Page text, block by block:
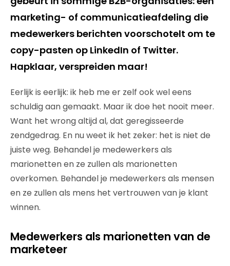
marketing- of communicatieafdeling die
medewerkers berichten voorschotelt om te
copy-pasten op LinkedIn of Twitter.
Hapklaar, verspreiden maar!
Eerlijk is eerlijk: ik heb me er zelf ook wel eens
schuldig aan gemaakt. Maar ik doe het nooit meer.
Want het wrong altijd al, dat geregisseerde
zendgedrag. En nu weet ik het zeker: het is niet de
juiste weg. Behandel je medewerkers als
marionetten en ze zullen als marionetten
overkomen. Behandel je medewerkers als mensen
en ze zullen als mens het vertrouwen van je klant
winnen.
Medewerkers als marionetten van de
marketeer